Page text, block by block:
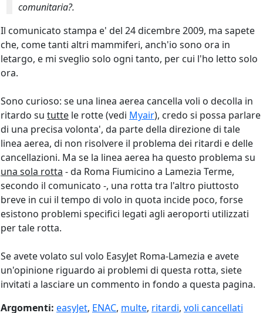
comunitaria?.
Il comunicato stampa e' del 24 dicembre 2009, ma sapete
che, come tanti altri mammiferi, anch'io sono ora in
letargo, e mi sveglio solo ogni tanto, per cui l'ho letto solo
ora.
Sono curioso: se una linea aerea cancella voli o decolla in
ritardo su tutte le rotte (vedi Myair), credo si possa parlare
di una precisa volonta', da parte della direzione di tale
linea aerea, di non risolvere il problema dei ritardi e delle
cancellazioni. Ma se la linea aerea ha questo problema su
una sola rotta - da Roma Fiumicino a Lamezia Terme,
secondo il comunicato -, una rotta tra l'altro piuttosto
breve in cui il tempo di volo in quota incide poco, forse
esistono problemi specifici legati agli aeroporti utilizzati
per tale rotta.
Se avete volato sul volo EasyJet Roma-Lamezia e avete
un'opinione riguardo ai problemi di questa rotta, siete
invitati a lasciare un commento in fondo a questa pagina.
Argomenti: easyJet, ENAC, multe, ritardi, voli cancellati